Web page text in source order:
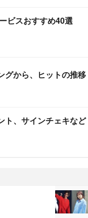
ビスおすすめ40選
グから、ヒットの推移
ト、サインチェキなど